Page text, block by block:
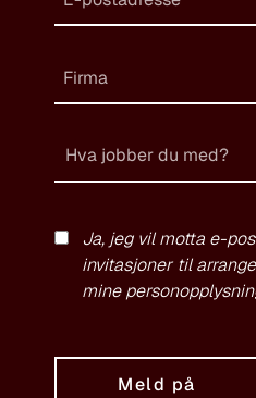
Hva jobber du med?
Ja, jeg vil motta e-
invitasjoner til
mine
Meld på